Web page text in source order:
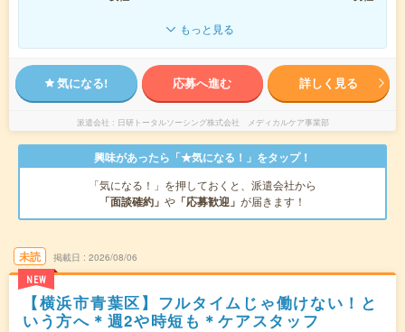
もっと見る
気になる! 応募へ進む 詳しく見る
派遣会社 日研トータルソーシング株式会社 メディカルケア事業部
興味があったら「★気になる！」をタップ！
「気になる！」を押しておくと、派遣会社から
「面談確約」 や 「応募歓迎」 が届きます！
未読
NEW
掲載日 2026/08/06
【横浜市青葉区】フルタイムじゃ働けない！と
いう方へ＊週2や時短も＊ケアスタッフ